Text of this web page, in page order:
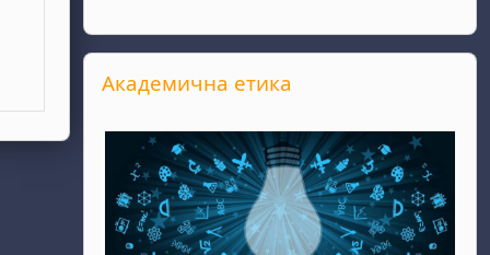
Прескочи Академична етика
Академична етика